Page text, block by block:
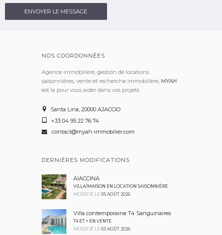
ENVOYER LE MESSAGE
NOS COORDONNÉES
Agence immobilière, gestion de locations
saisonnières, vente et recherche immobilière, MYAH
est la pour vous aider dans vos projets
Santa Lina, 20000 AJACCIO
+33 04 95 22 76 74
contact@myah-immobilier.com
DERNIÈRES MODIFICATIONS
AIACCINA
VILLA/MAISON EN LOCATION SAISONNIÈRE
MODIFIÉ LE 05 AOÛT 2026
Villa contemporaine T4 Sanguinaires
T4 ET + EN VENTE
MODIFIÉ LE 03 AOÛT 2026